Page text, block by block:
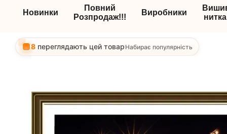
Новинки
Повний
Розпродаж!!!
Виробники
8 переглядають цей товарНабирає популярність